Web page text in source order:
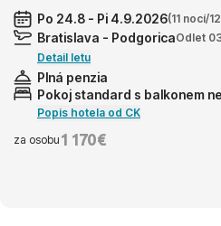
Po 24.8 - Pi 4.9.2026(11 nocí/
Bratislava - PodgoricaOdlet
Detail letu
Plná penzia
Pokoj standard s balkonem
Popis hotela od CK
za osobu 1 170 €